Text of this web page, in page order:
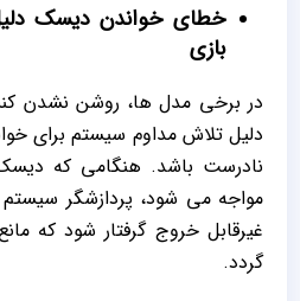
خطای خواندن دیسک
بازی
در برخی مدل‌ ها، روشن نشدن
دلیل تلاش مداوم سیستم برای
نادرست باشد. هنگامی که
مواجه می‌ شود، پردازشگر
غیرقابل خروج گرفتار شود که
گردد.